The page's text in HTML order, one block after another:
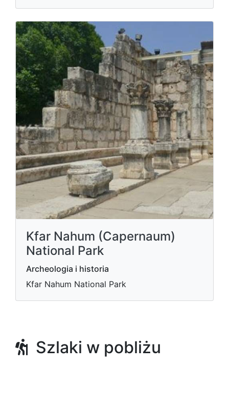
Kfar Nahum (Capernaum)
National Park
Archeologia i historia
Kfar Nahum National Park
Szlaki w pobliżu